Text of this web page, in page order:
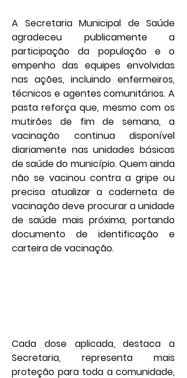
A Secretaria Municipal de Saúde
agradeceu publicamente a
participação da população e o
empenho das equipes envolvidas
nas ações, incluindo enfermeiros,
técnicos e agentes comunitários. A
pasta reforça que, mesmo com os
mutirões de fim de semana, a
vacinação continua disponível
diariamente nas unidades básicas
de saúde do município. Quem ainda
não se vacinou contra a gripe ou
precisa atualizar a caderneta de
vacinação deve procurar a unidade
de saúde mais próxima, portando
documento de identificação e
carteira de vacinação.
Cada dose aplicada, destaca a
Secretaria, representa mais
proteção para toda a comunidade,